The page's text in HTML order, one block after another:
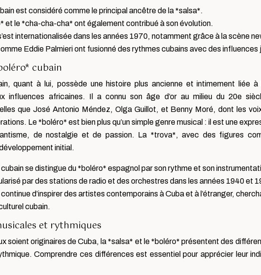
est considéré comme le principal ancêtre de la *salsa*.
et le *cha-cha-cha* ont également contribué à son évolution.
internationalisée dans les années 1970, notamment grâce à la scène
Eddie Palmieri ont fusionné des rythmes cubains avec des
cubain
quant à lui, possède une histoire plus ancienne et intimement liée
influences africaines. Il a connu son âge d’or au milieu du 20e
que José Antonio Méndez, Olga Guillot, et Benny Moré, dont les
Le *boléro* est bien plus qu’un simple genre musical : il est une
de nostalgie et de passion. La *trova*, avec des figures
initial.
se distingue du *boléro* espagnol par son rythme et son
par des stations de radio et des orchestres dans les années 1940 et
d’inspirer des artistes contemporains à Cuba et à l’étranger,
cubain.
et rythmiques
soient originaires de Cuba, la *salsa* et le *boléro* présentent des
Comprendre ces différences est essentiel pour apprécier leur